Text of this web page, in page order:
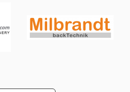
a zeleniny: meruňka, švestka,
pasta Motor: 3 kW / 380 V